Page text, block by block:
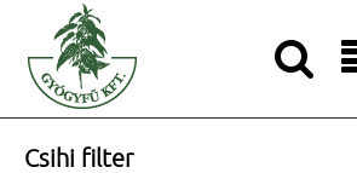

Csihi filter